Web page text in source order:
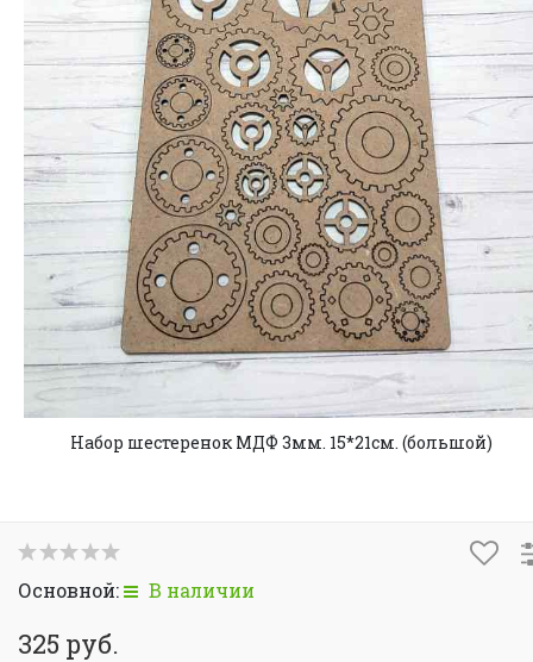
Набор шестеренок МДФ 3мм. 15*21см. (большой)
Основной: В наличии
325 руб.